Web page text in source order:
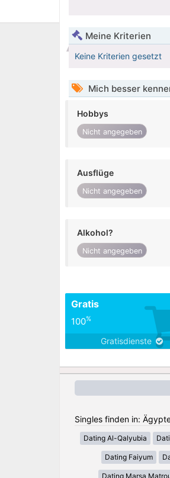
Meine Kriterien
Keine Kriterien gesetzt
Mich besser
Hobbys
Nicht angegeben
Ausflüge
Nicht angegeben
Alkohol?
Nicht angegeben
Gratis
100%
Gratisdienste
Singles finden in:
Dating Al-Qalyubia
Dating Faiyum
Dating Marsa